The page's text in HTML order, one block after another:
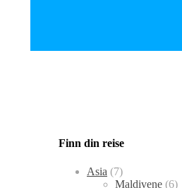
Finn din reise
Asia (7)
Maldivene (6)